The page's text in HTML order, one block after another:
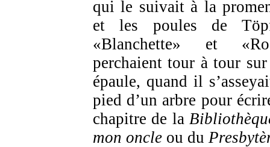
qui le suivait à la
et les poules de
«Blanchette» et
perchaient tour à tour
épaule, quand il
pied d’un arbre pour
chapitre de la
mon oncle ou du